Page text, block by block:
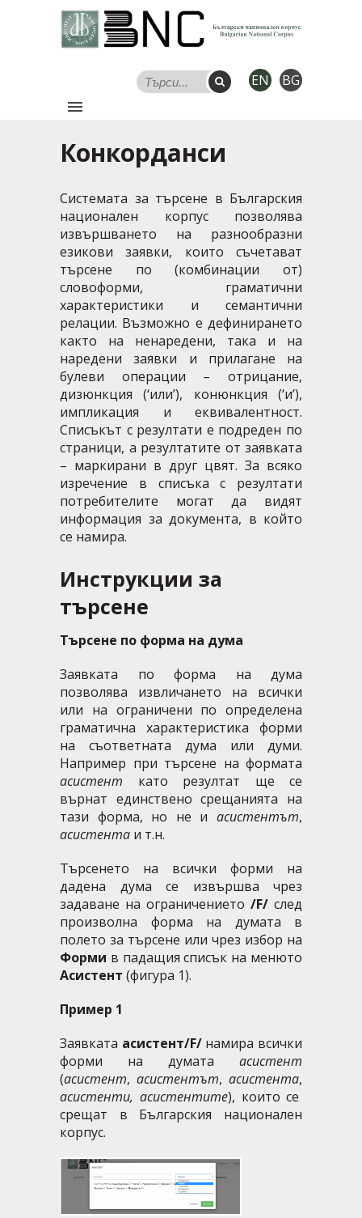
EN BG
Конкорданси
Системата за търсене в Българския
национален корпуспозволява
извършването на разнообразни
езикови заявки, които съчетават
търсене по (комбинации от)
словоформи, граматични
характеристики и семантични
релации. Възможно е дефинирането
както на ненаредени, така и на
наредени заявки и прилагане на
булеви операции – отрицание,
дизюнкция (‘или’), конюнкция (‘и’),
импликация и еквивалентност.
Списъкът с резултати е подреден по
страници, а резултатите от заявката
– маркирани в друг цвят. За всяко
изречение в списъка с резултати
потребителите могат да видят
информация за документа, в който
се намира.
Инструкции за
търсене
Търсене по форма на дума
Заявката по форма на дума
позволява извличането на всички
или на ограничени по определена
граматична характеристика форми
на съответната дума или думи.
Например при търсене на формата
асистент като резултат ще се
върнат единствено срещанията на
тази форма, но не и асистентът,
асистента и т.н.
Търсенето на всички форми на
дадена дума се извършва чрез
задаване на ограничението /F/ след
произволна форма на думата в
полето за търсене или чрез избор на
Форми в падащия списък на менюто
Асистент (фигура 1).
Пример 1
Заявката асистент/F/ намира всички
форми на думата асистент
(асистент, асистентът, асистента,
асистенти, асистентите), които се
срещат в Българския национален
корпус.